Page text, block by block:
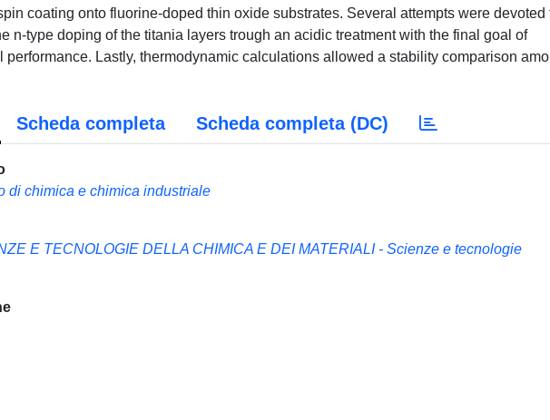
coating onto fluorine-doped thin oxide substrates. Several attempts were devoted
n-type doping of the titania layers trough an acidic treatment with the final goal of
performance. Lastly, thermodynamic calculations allowed a stability comparison
Scheda completa Scheda completa (DC)
di chimica e chimica industriale
E TECNOLOGIE DELLA CHIMICA E DEI MATERIALI - Scienze e tecnologie